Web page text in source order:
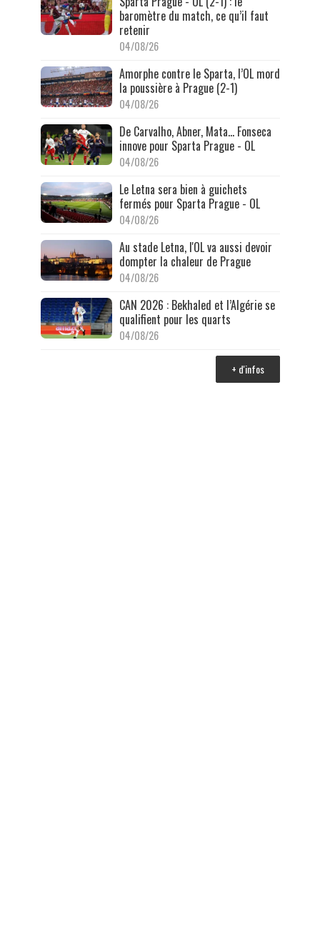
baromètre du match, ce qu’il faut
retenir
04/08/26
Amorphe contre le Sparta, l’OL mord
la poussière à Prague (2-1)
04/08/26
De Carvalho, Abner, Mata… Fonseca
innove pour Sparta Prague - OL
04/08/26
Le Letna sera bien à guichets
fermés pour Sparta Prague - OL
04/08/26
Au stade Letna, l'OL va aussi devoir
dompter la chaleur de Prague
04/08/26
CAN 2026 : Bekhaled et l’Algérie se
qualifient pour les quarts
04/08/26
+ d'infos